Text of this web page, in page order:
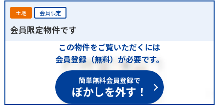
土地 会員限定
会員限定物件です
この物件をご覧いただくには
会員登録（無料）が必要です。
簡単無料会員登録で
ぼかしを外す！